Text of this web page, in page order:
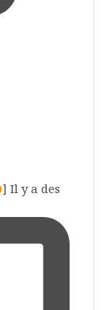
] Il y a des